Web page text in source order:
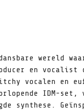
wereld
en vocalist
vocalen en
IDM-
synthese.